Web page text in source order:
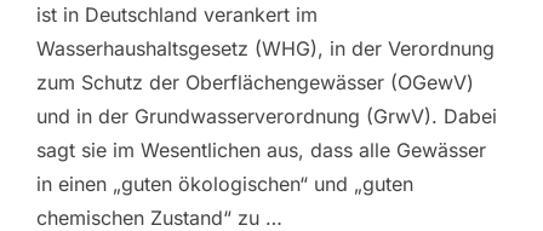
ist in Deutschland verankert im
Wasserhaushaltsgesetz (WHG), in der Verordnung
zum Schutz der Oberflächengewässer (OGewV)
und in der Grundwasserverordnung (GrwV). Dabei
sagt sie im Wesentlichen aus, dass alle Gewässer
in einen „guten ökologischen“ und „guten
chemischen Zustand“ zu …